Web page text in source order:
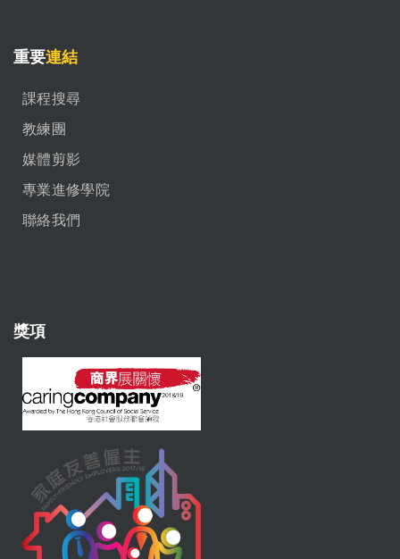
重要連結
課程搜尋
教練團
媒體剪影
專業進修學院
聯絡我們
獎項